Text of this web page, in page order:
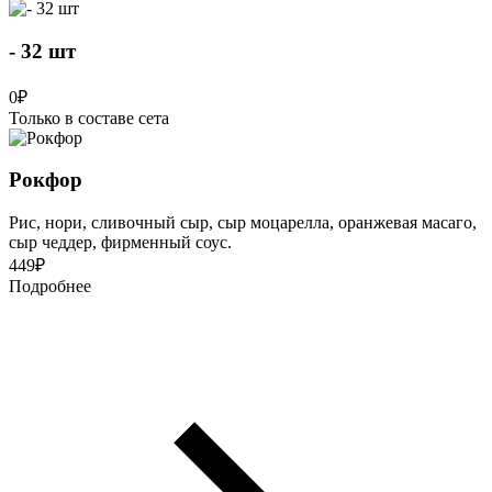
- 32 шт
0₽
Только в составе сета
Рокфор
Рис, нори, сливочный сыр, сыр моцарелла, оранжевая масаго,
сыр чеддер, фирменный соус.
449₽
Подробнее